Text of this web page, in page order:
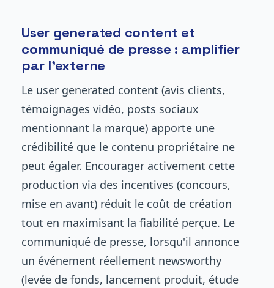
User generated content et
communiqué de presse : amplifier
par l'externe
Le user generated content (avis clients,
témoignages vidéo, posts sociaux
mentionnant la marque) apporte une
crédibilité que le contenu propriétaire ne
peut égaler. Encourager activement cette
production via des incentives (concours,
mise en avant) réduit le coût de création
tout en maximisant la fiabilité perçue. Le
communiqué de presse, lorsqu'il annonce
un événement réellement newsworthy
(levée de fonds, lancement produit, étude